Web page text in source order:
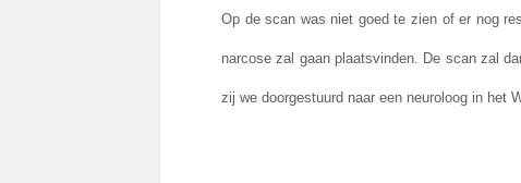
Op de scan was niet goed te zien of er nog
narcose zal gaan plaatsvinden. De scan zal
zij we doorgestuurd naar een neuroloog in het